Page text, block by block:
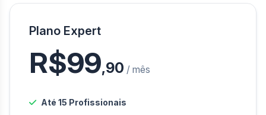
Plano Expert
R$99,90 / mês
Até 15 Profissionais